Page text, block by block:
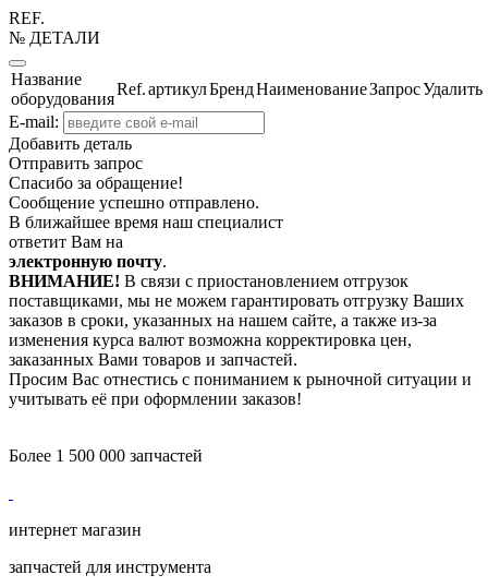
REF.
№ ДЕТАЛИ
Название
оборудования
Ref.артикулБрендНаименованиеЗапросУдалить
E-mail:
Добавить деталь
Отправить запрос
Спасибо за обращение!
Сообщение успешно отправлено.
В ближайшее время наш специалист
ответит Вам на
электронную почту.
ВНИМАНИЕ! В связи с приостановлением отгрузок
поставщиками, мы не можем гарантировать отгрузку Ваших
заказов в сроки, указанных на нашем сайте, а также из-за
изменения курса валют возможна корректировка цен,
заказанных Вами товаров и запчастей.
Просим Вас отнестись с пониманием к рыночной ситуации и
учитывать её при оформлении заказов!
Более 1 500 000 запчастей
интернет магазин
запчастей для инструмента